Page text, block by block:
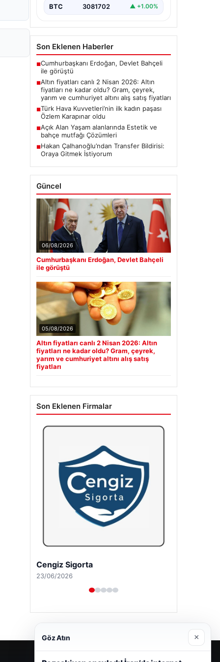
BTC 3081702 ▲ +1.00%
Son Eklenen Haberler
■Cumhurbaşkanı Erdoğan, Devlet Bahçeli
ile görüştü
■Altın fiyatları canlı 2 Nisan 2026: Altın
fiyatları ne kadar oldu? Gram, çeyrek,
yarım ve cumhuriyet altını alış satış fiyatları
■Türk Hava Kuvvetleri’nin ilk kadın paşası
Özlem Karapınar oldu
■Açık Alan Yaşam alanlarında Estetik ve
bahçe mutfağı Çözümleri
■Hakan Çalhanoğlu’ndan Transfer Bildirisi:
Oraya Gitmek İstiyorum
Güncel
06/08/2026
Cumhurbaşkanı Erdoğan, Devlet Bahçeli
ile görüştü
05/08/2026
Altın fiyatları canlı 2 Nisan 2026: Altın
fiyatları ne kadar oldu? Gram, çeyrek,
yarım ve cumhuriyet altını alış satış
fiyatları
Son Eklenen Firmalar
Cengiz Sigorta
23/06/2026
Göz Atın ×